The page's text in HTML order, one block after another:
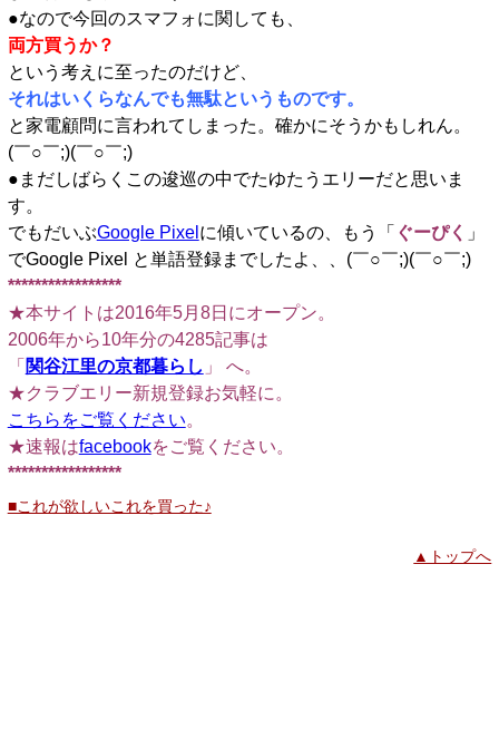
●なので今回のスマフォに関しても、
両方買うか？
という考えに至ったのだけど、
それはいくらなんでも無駄というものです。
と家電顧問に言われてしまった。確かにそうかもしれん。
(￣○￣;)(￣○￣;)
●まだしばらくこの逡巡の中でたゆたうエリーだと思いま
す。
でもだいぶGoogle Pixel に傾いているの、もう「 ぐーぴく 」
でGoogle Pixel と単語登録までしたよ、、(￣○￣;)(￣○￣;)
*****************
★本サイトは2016年5月8日にオープン。
2006年から10年分の4285記事は
「 関谷江里の京都暮らし 」 へ。
★クラブエリー新規登録お気軽に。
こちらをご覧ください。
★速報はfacebookをご覧ください。
*****************
■これが欲しいこれを買った♪
▲トップへ